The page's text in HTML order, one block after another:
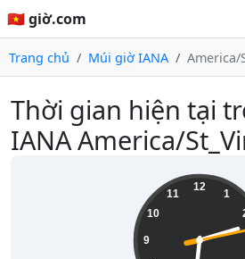
🇻🇳 giờ.com
Trang chủ Múi giờ IANA America/
Thời gian hiện tại
IANA America/
12
1
9
10
11